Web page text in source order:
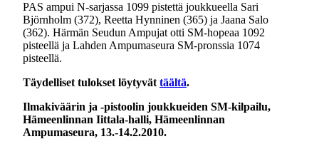
PAS ampui N-sarjassa 1099 pistettä joukkueella Sari
Björnholm (372), Reetta Hynninen (365) ja Jaana Salo
(362). Härmän Seudun Ampujat otti SM-hopeaa 1092
pisteellä ja Lahden Ampumaseura SM-pronssia 1074
pisteellä.
Täydelliset tulokset löytyvät täältä.
Ilmakiväärin ja -pistoolin joukkueiden SM-kilpailu,
Hämeenlinnan Iittala-halli, Hämeenlinnan
Ampumaseura, 13.-14.2.2010.